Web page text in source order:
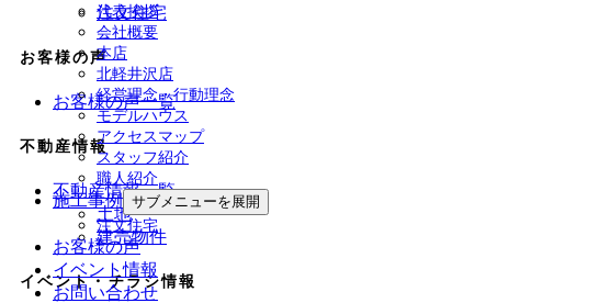
代表挨拶
会社概要
本店
北軽井沢店
経営理念・行動理念
モデルハウス
アクセスマップ
スタッフ紹介
職人紹介
施工事例 サブメニューを展開
注文住宅
お客様の声
イベント情報
お問い合わせ
注文住宅
お客様の声
お客様の声一覧
不動産情報
不動産情報一覧
土地
建売物件
イベント・チラシ情報